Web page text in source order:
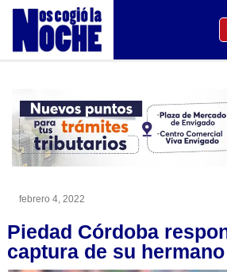
febrero 4, 2022
Piedad Córdoba
captura de su hermano